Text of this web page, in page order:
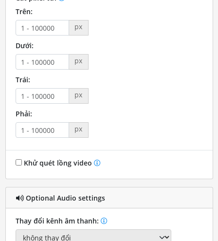
Trên:
px
Dưới:
px
Trái:
px
Phải:
px
Khử quét lồng video
Optional Audio settings
Thay đổi kênh âm thanh: